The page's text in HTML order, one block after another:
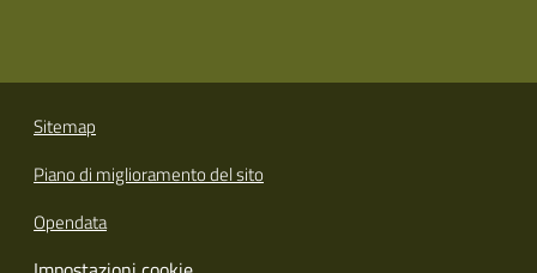
Sitemap
Piano di miglioramento del sito
Opendata